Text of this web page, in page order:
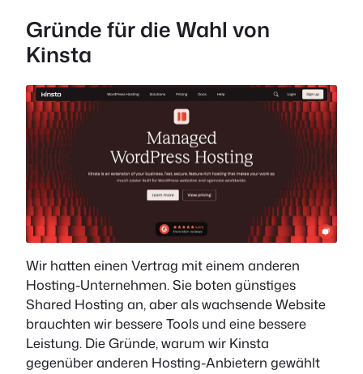
Gründe für die Wahl von
Kinsta
Wir hatten einen Vertrag mit einem anderen
Hosting-Unternehmen. Sie boten günstiges
Shared Hosting an, aber als wachsende Website
brauchten wir bessere Tools und eine bessere
Leistung. Die Gründe, warum wir Kinsta
gegenüber anderen Hosting-Anbietern gewählt